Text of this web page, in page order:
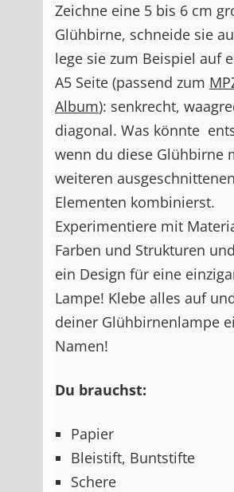
Zeichne eine 5 bis 6 cm
Glühbirne, schneide sie
lege sie zum Beispiel auf
A5 Seite (passend zum
Album): senkrecht,
diagonal. Was könnte
wenn du diese Glühbirne
weiteren ausgeschnittenen
Elementen kombinierst.
Experimentiere mit
Farben und Strukturen
ein Design für eine
Lampe! Klebe alles auf
deiner Glühbirnenlampe
Namen!
Du brauchst:
Papier
Bleistift, Buntstifte
Schere